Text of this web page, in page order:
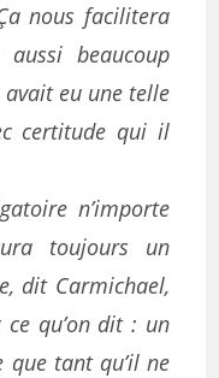
nous facilitera
aussi beaucoup
avait eu une telle
certitude qui il
n’importe
toujours un
dit Carmichael,
ce qu’on dit : un
que tant qu’il ne